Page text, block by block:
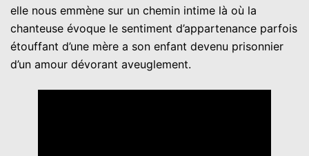
elle nous emmène sur un chemin intime là où la
chanteuse évoque le sentiment d’appartenance parfois
étouffant d’une mère a son enfant devenu prisonnier
d’un amour dévorant aveuglement.